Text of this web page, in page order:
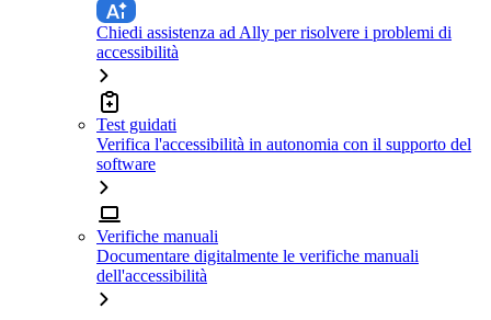
Chiedi assistenza ad Ally per risolvere i problemi di
accessibilità
Test guidati
Verifica l'accessibilità in autonomia con il supporto del
software
Verifiche manuali
Documentare digitalmente le verifiche manuali
dell'accessibilità